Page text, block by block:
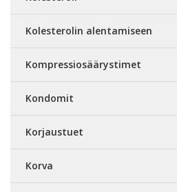
Kolesterolin alentamiseen
Kompressiosäärystimet
Kondomit
Korjaustuet
Korva